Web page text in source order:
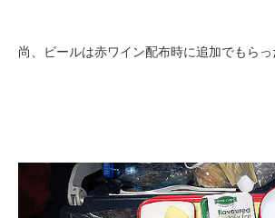
尚、ビールは赤ワイン配布時に追加でもらっ